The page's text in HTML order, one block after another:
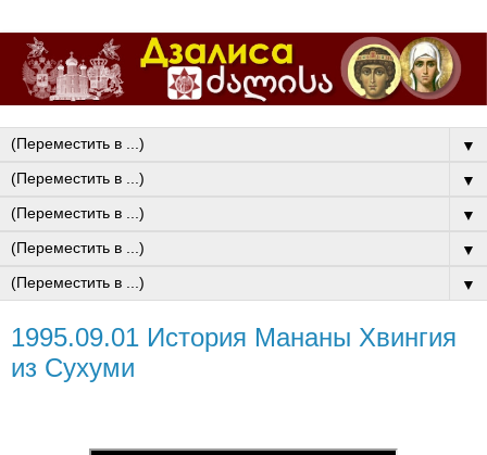
▼
▼
▼
▼
▼
1995.09.01 История Мананы Хвингия
из Сухуми